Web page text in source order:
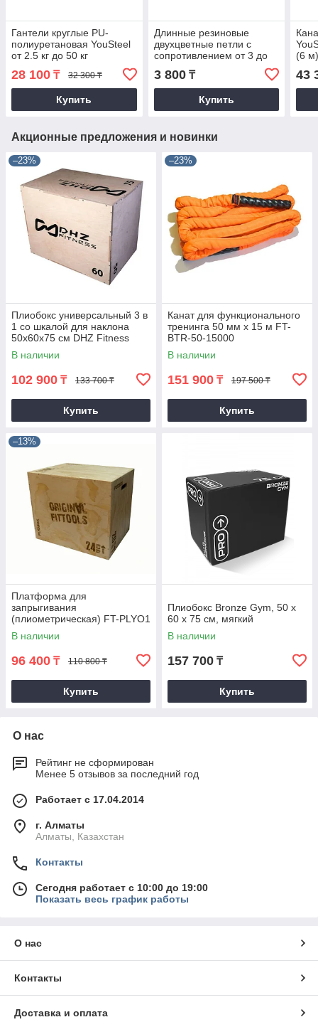
Гантели круглые PU-
полиуретановая YouSteel
от 2.5 кг до 50 кг
(поштучно) (7.5 кг)
28 100 ₸ 32 300 ₸
Купить
Длинные резиновые
двухцветные петли с
сопротивлением от 3 до
79 кг YouSteel (Серо-
Желтый, 2080х4,5х13 мм,
7-12
3 800₸
Купить
(6
43
Акционные предложения и новинки
–23%
Плиобокс универсальный 3 в
1 со шкалой для наклона
50х60х75 см DHZ Fitness
В наличии
102 900 ₸ 133 700 ₸
Купить
–23%
Канат для функционального
тренинга 50 мм х 15 м FT-
BTR-50-15000
В наличии
151 900 ₸ 197 500 ₸
Купить
–13%
Платформа для
запрыгивания
(плиометрическая) FT-PLYO1
В наличии
96 400 ₸ 110 800 ₸
Купить
Плиобокс Bronze Gym, 50 х
60 х 75 см, мягкий
В наличии
157 700 ₸
Купить
О нас
Рейтинг не сформирован
Менее 5 отзывов за последний год
Работает с 17.04.2014
г. Алматы
Алматы, Казахстан
Контакты
Сегодня работает с 10:00 до 19:00
Показать весь график работы
О нас
Контакты
Доставка и оплата